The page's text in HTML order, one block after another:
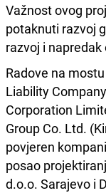
Važnost ovog
potaknuti razvoj
razvoj i
Radove na
Liability
Corporation
Group Co. Ltd.
povjeren
posao
d.o.o. Sarajevo i